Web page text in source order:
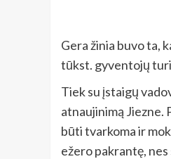
Gera žinia buvo ta,
tūkst. gyventojų
Tiek su įstaigų
atnaujinimą Jiezne.
būti tvarkoma ir
ežero pakrantę,